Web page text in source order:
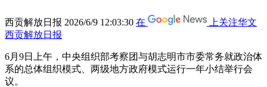
西贡解放日报 2026/6/9 12:03:30 在
上关注华文
西贡解放日报
6月9日上午，中央组织部考察团与胡志明市市委常务就政治体
系的总体组织模式、两级地方政府模式运行一年小结举行会
议。